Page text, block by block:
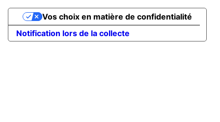
Notification lors de la collecte
Vos choix en matière de confidentialité